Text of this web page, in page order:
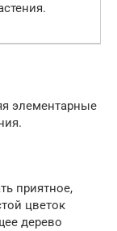
элементарные
приятное,
цветок
дерево